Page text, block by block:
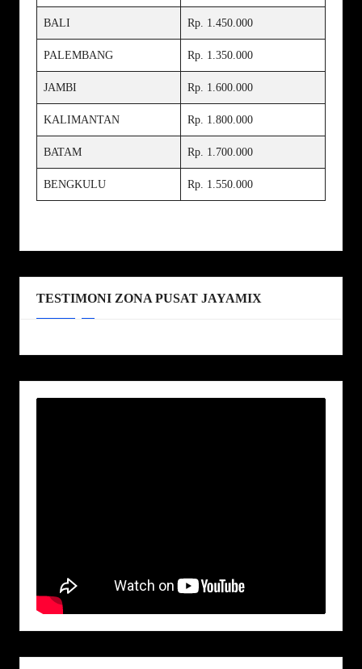
BALI Rp. 1.450.000
PALEMBANG Rp. 1.350.000
JAMBI Rp. 1.600.000
KALIMANTAN Rp. 1.800.000
BATAM Rp. 1.700.000
BENGKULU Rp. 1.550.000
TESTIMONI ZONA PUSAT JAYAMIX